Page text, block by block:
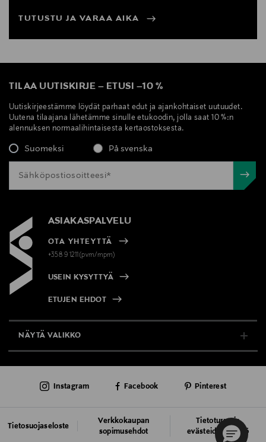
TUTUSTU JA VARAA AIKA
TILAA UUTISKIRJE – ETUSI –10 %
Uutiskirjeestämme löydät parhaat edut ja ajankohtaiset uutuudet.
Uutena tilaajana lähetämme sinulle etukoodin, jolla saat 10 %:n
alennuksen normaalihintaisesta kertaostoksesta.
Suomeksi På svenska
ASIAKASPALVELU
OTA YHTEYTTÄ
+358 9 1211(pvm/mpm)
USEIN KYSYTTYÄ
ETUJEN EHDOT
NÄYTÄ VALIKKO
AJANKOHTAISTA
Tietosuojaseloste
Verkkokaupan
sopimusehdot
Tietoturva ja
evästeiden käyttö
Instagram Facebook Pinterest